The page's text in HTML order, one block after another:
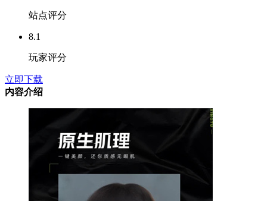
站点评分
8.1
玩家评分
立即下载
内容介绍